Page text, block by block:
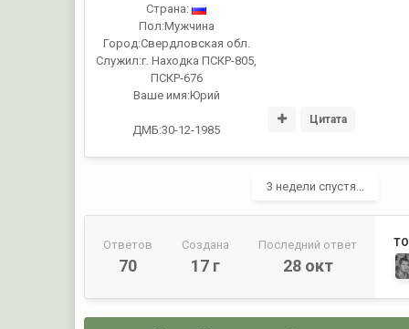
Страна:
Пол:Мужчина
Город:Свердловская обл.
Служил:г. Находка ПСКР-805,
ПСКР-676
Ваше имя:Юрий
ДМБ:30-12-1985
Цитата
3 недели спустя...
Ответов
70
Создана
17 г
Последний ответ
28 окт